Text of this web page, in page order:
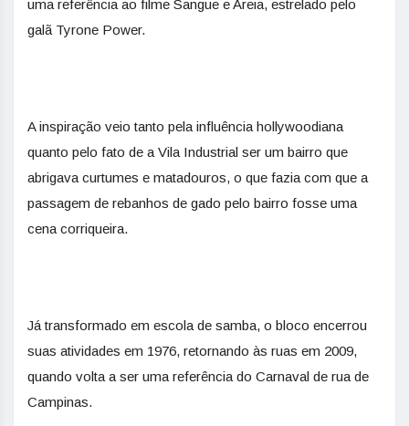
uma referência ao filme Sangue e Areia, estrelado pelo
galã Tyrone Power.
A inspiração veio tanto pela influência hollywoodiana
quanto pelo fato de a Vila Industrial ser um bairro que
abrigava curtumes e matadouros, o que fazia com que a
passagem de rebanhos de gado pelo bairro fosse uma
cena corriqueira.
Já transformado em escola de samba, o bloco encerrou
suas atividades em 1976, retornando às ruas em 2009,
quando volta a ser uma referência do Carnaval de rua de
Campinas.